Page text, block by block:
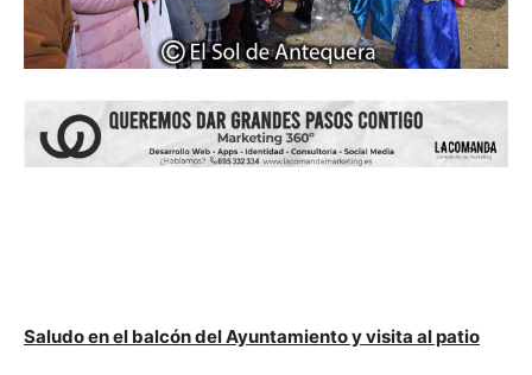
Saludo en el balcón del Ayuntamiento y visita al patio